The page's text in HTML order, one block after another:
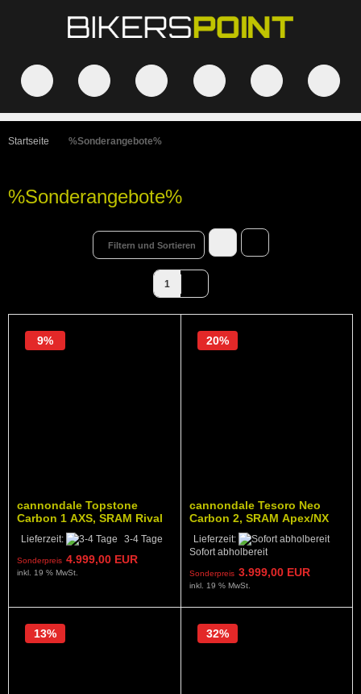
Startseite %Sonderangebote%
%Sonderangebote%
Filtern und Sortieren
1
cannondale Topstone
Carbon 1 AXS, SRAM Rival
XPLR 1x13, BLACK
Lieferzeit: 3-4 Tage
Sonderpreis 4.999,00 EUR
9%
inkl. 19 % MwSt.
cannondale Tesoro Neo
Carbon 2, SRAM Apex/NX
Eagle 12-speed, Farbe:
storm cloud
Lieferzeit:
Sofort abholbereit
Sonderpreis 3.999,00 EUR
20%
inkl. 19 % MwSt.
13% 32%